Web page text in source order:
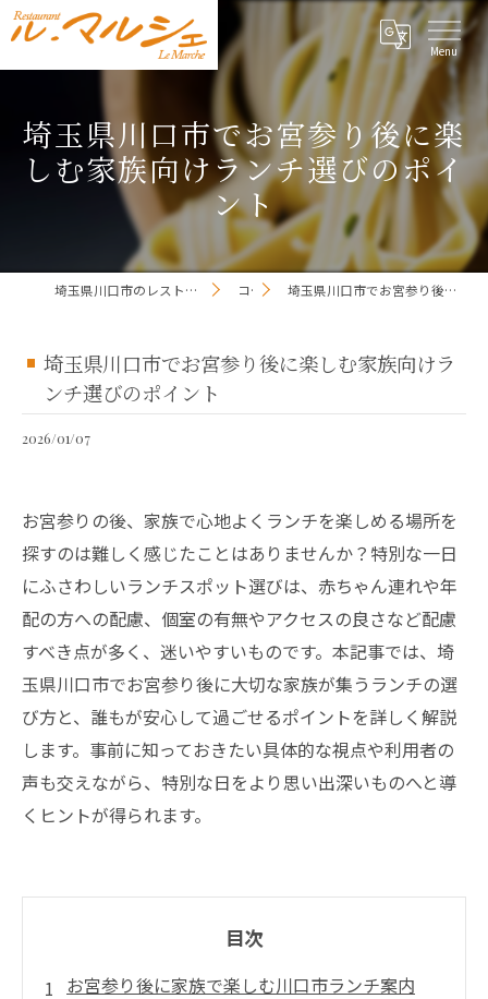
埼玉県川口市でお宮参り後に楽
しむ家族向けランチ選びのポイ
ント
埼玉県川口市のレストランならレストラン ル・マルシェ コラム 埼玉県川口市でお宮参り後に楽しむ家族向けランチ選びのポイント
埼玉県川口市でお宮参り後に楽しむ家族向けラ
ンチ選びのポイント
2026/01/07
お宮参りの後、家族で心地よくランチを楽しめる場所を
探すのは難しく感じたことはありませんか？特別な一日
にふさわしいランチスポット選びは、赤ちゃん連れや年
配の方への配慮、個室の有無やアクセスの良さなど配慮
すべき点が多く、迷いやすいものです。本記事では、埼
玉県川口市でお宮参り後に大切な家族が集うランチの選
び方と、誰もが安心して過ごせるポイントを詳しく解説
します。事前に知っておきたい具体的な視点や利用者の
声も交えながら、特別な日をより思い出深いものへと導
くヒントが得られます。
目次
お宮参り後に家族で楽しむ川口市ランチ案内